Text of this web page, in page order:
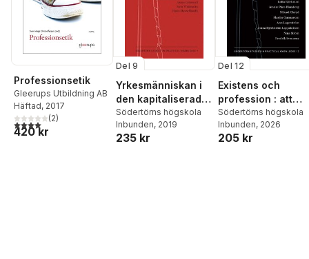
Professionsetik
Gleerups Utbildning AB
Häftad, 2017
4,0utav 5 stjärnor. Totalt antal röster:
(2)
420 kr
Del 9
Yrkesmänniskan i
den kapitaliserade
välfärden
Södertörns högskola
Inbunden, 2019
235 kr
Del 12
Existens och
profession : att
träda fram som
person i sin
yrkesutövning
Södertörns högskola
Inbunden, 2026
205 kr